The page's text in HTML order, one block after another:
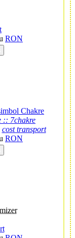
RON
Chakre
cost transport
RON